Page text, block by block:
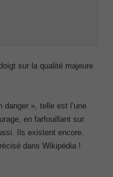
sur la qualité majeure
danger », telle est l’une
en farfouillant sur
Ils existent encore.
dans Wikipédia !